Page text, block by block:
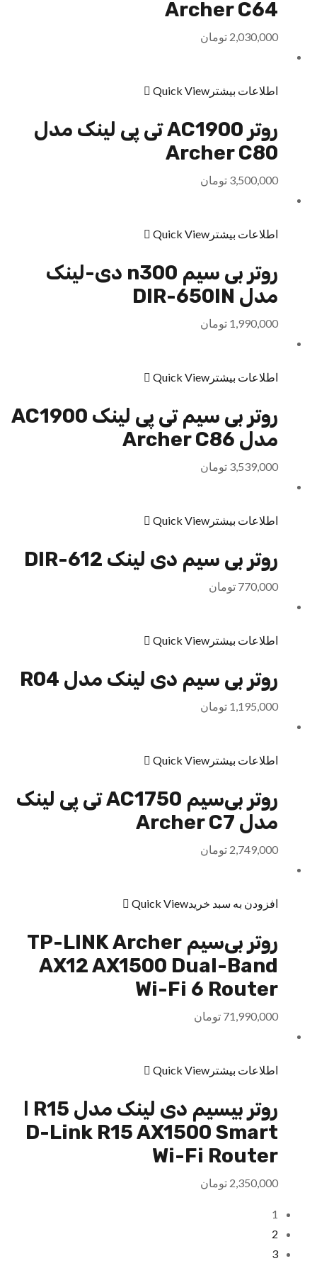
Archer C64
2,030,000 تومان
اطلاعات بیشتر Quick View
روتر AC1900 تی پی لينک مدل
Archer C80
3,500,000 تومان
اطلاعات بیشتر Quick View
روتر بی سیم n300 دی-لینک
مدل DIR-650IN
1,990,000 تومان
اطلاعات بیشتر Quick View
روتر بی سیم تی پی لینک AC1900
مدل Archer C86
3,539,000 تومان
اطلاعات بیشتر Quick View
روتر بی سیم دی لینک DIR-612
770,000 تومان
اطلاعات بیشتر Quick View
روتر بی سیم دی لینک مدل R04
1,195,000 تومان
اطلاعات بیشتر Quick View
روتر بی‌سیم AC1750 تی پی لینک
مدل Archer C7
2,749,000 تومان
افزودن به سبد خریدQuick View
روتر بی‌سیم TP-LINK Archer
AX12 AX1500 Dual-Band
Wi-Fi 6 Router
71,990,000 تومان
اطلاعات بیشتر Quick View
روتر بیسیم دی لینک مدل R15 ا
D-Link R15 AX1500 Smart
Wi-Fi Router
2,350,000 تومان
1
2
3